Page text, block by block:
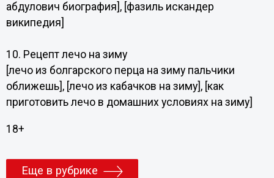
абдулович биография], [фазиль искандер
википедия]
10. Рецепт лечо на зиму
[лечо из болгарского перца на зиму пальчики
оближешь], [лечо из кабачков на зиму], [как
приготовить лечо в домашних условиях на зиму]
18+
Еще в рубрике